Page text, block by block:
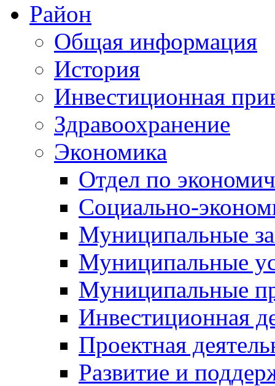
Район
Общая информация
История
Инвестиционная
Здравоохранение
Экономика
Отдел по
Социально-
Муниципальные
Муниципальные
Муниципальные
Инвестиционная
Проектная
Развитие и